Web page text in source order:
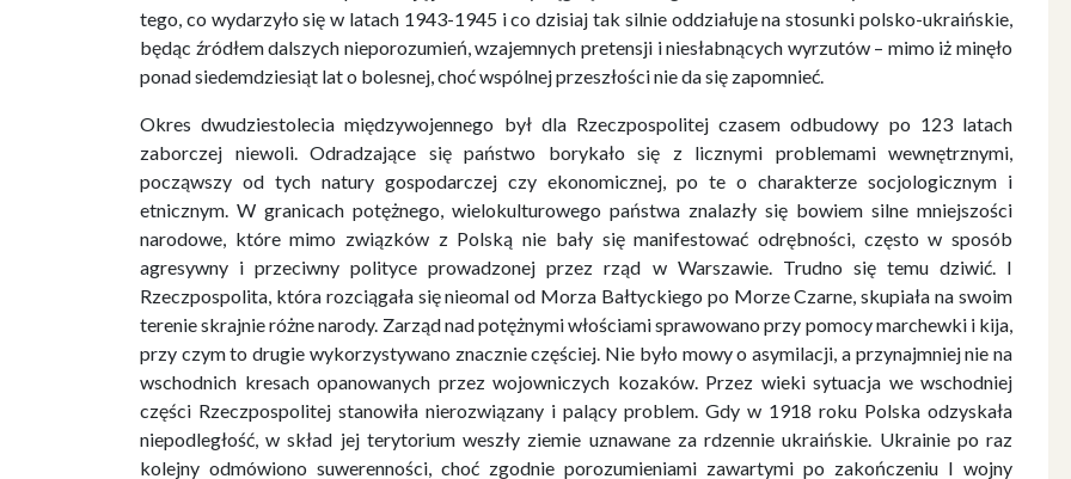
tego, co wydarzyło się w latach 1943-1945 i co dzisiaj tak silnie oddziałuje na stosunki polsko-ukraińskie,
będąc źródłem dalszych nieporozumień, wzajemnych pretensji i niesłabnących wyrzutów – mimo iż minęło
ponad siedemdziesiąt lat o bolesnej, choć wspólnej przeszłości nie da się zapomnieć.
Okres dwudziestolecia międzywojennego był dla Rzeczpospolitej czasem odbudowy po 123 latach
zaborczej niewoli. Odradzające się państwo borykało się z licznymi problemami wewnętrznymi,
począwszy od tych natury gospodarczej czy ekonomicznej, po te o charakterze socjologicznym i
etnicznym. W granicach potężnego, wielokulturowego państwa znalazły się bowiem silne mniejszości
narodowe, które mimo związków z Polską nie bały się manifestować odrębności, często w sposób
agresywny i przeciwny polityce prowadzonej przez rząd w Warszawie. Trudno się temu dziwić. I
Rzeczpospolita, która rozciągała się nieomal od Morza Bałtyckiego po Morze Czarne, skupiała na swoim
terenie skrajnie różne narody. Zarząd nad potężnymi włościami sprawowano przy pomocy marchewki i kija,
przy czym to drugie wykorzystywano znacznie częściej. Nie było mowy o asymilacji, a przynajmniej nie na
wschodnich kresach opanowanych przez wojowniczych kozaków. Przez wieki sytuacja we wschodniej
części Rzeczpospolitej stanowiła nierozwiązany i palący problem. Gdy w 1918 roku Polska odzyskała
niepodległość, w skład jej terytorium weszły ziemie uznawane za rdzennie ukraińskie. Ukrainie po raz
kolejny odmówiono suwerenności, choć zgodnie porozumieniami zawartymi po zakończeniu I wojny